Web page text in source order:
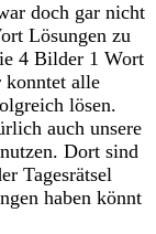
doch gar nicht
Lösungen zu
4 Bilder 1 Wort
alle
lösen.
auch unsere
nutzen. Dort sind
Tagesrätsel
haben könnt